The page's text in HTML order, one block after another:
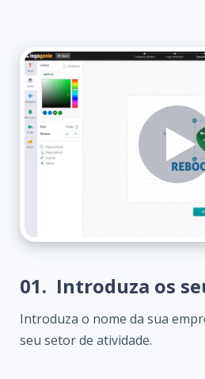
01. Introduza os
Introduza o nome da sua
seu setor de atividade.